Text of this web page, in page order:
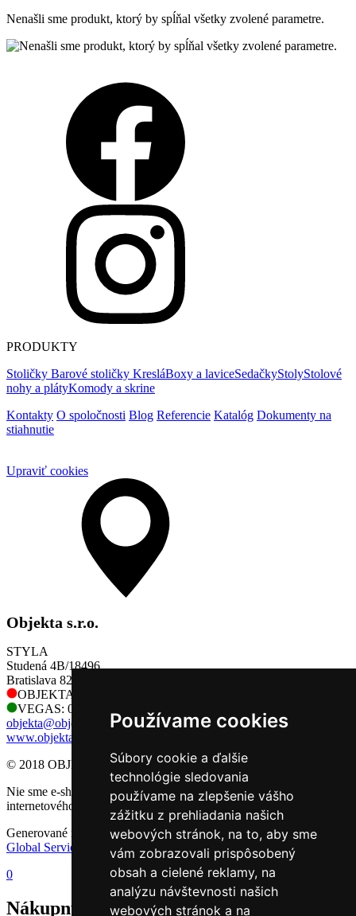
Používame cookies
Súbory cookie a ďalšie
technológie sledovania
používame na zlepšenie vášho
zážitku z prehliadania našich
webových stránok, na to, aby sme
vám zobrazovali prispôsobený
obsah a cielené reklamy, na
analýzu návštevnosti našich
webových stránok a na
Nenašli sme produkt, ktorý by spĺňal všetky zvolené parametre.
PRODUKTY
Stoličky Barové stoličky KresláBoxy a laviceSedačkyStolyStolové
nohy a plátyKomody a skrine
Kontakty O spoločnosti Blog Referencie Katalóg Dokumenty na
stiahnutie
Upraviť cookies
Objekta s.r.o.
STYLA
Studená 4B/18496
Bratislava 821 04
OBJEKTA: 0905 730 128
VEGAS: 0905 730 128
objekta@objekta.sk
www.objekta.sk
© 2018 OBJEKTA, s.r.o.
Nie sme e-shop, preto sa na nás nevzťahujú príslušné pravidlá
internetového obchodu.
Generované redakčným CMS systémom GlobalWeb spoločnosti
Global Services Slovakia s.r.o.
0
Nákupný košík